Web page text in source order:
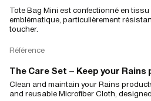
Tote Bag Mini est confectionné en
emblématique, particulièrement
toucher.
Référence
The Care Set – Keep your
Clean and maintain your Rains
and reusable Microfiber Cloth,